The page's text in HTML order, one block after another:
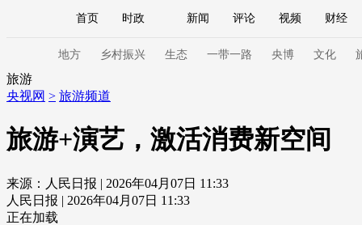
首页 时政 新闻 评论 视频 财经
人民领袖习近平 中国领导人 央视快评 习
直播 栏目大全 节目单 听音 微视频
海外频道 iPanda English Монгол
地方 乡村振兴 生态 一带一路 央博 文化
新闻 国内 国际 评论
旅游
央视网 > 旅游频道
旅游+演艺，激活消费新空间
来源：人民日报 | 2026年04月07日 11:33
人民日报 | 2026年04月07日 11:33
正在加载